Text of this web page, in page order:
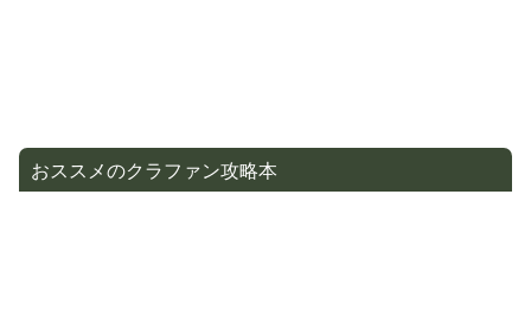
おススメのクラファン攻略本